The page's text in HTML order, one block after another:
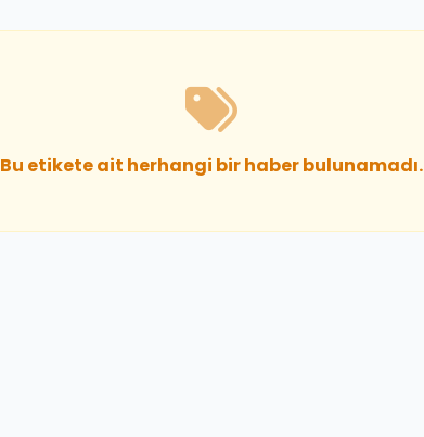
Bu etikete ait herhangi bir haber bulunamadı.